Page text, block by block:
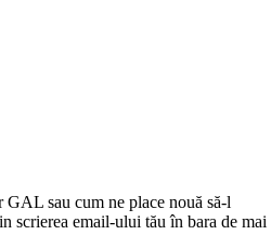
GAL sau cum ne place nouă să-l
scrierea email-ului tău în bara de mai